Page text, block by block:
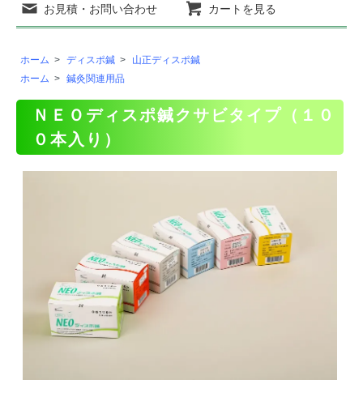
お見積・お問い合わせ カートを見る
ホーム > ディスポ鍼 >
山正ディスポ鍼
ホーム > 鍼灸関連用品
ＮＥＯディスポ鍼クサビタイプ（１０
０本入り）